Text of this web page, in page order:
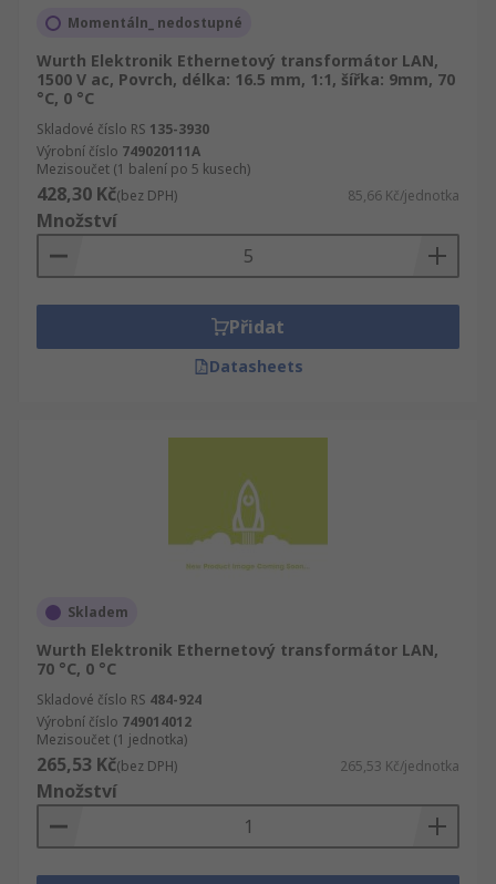
Momentáln_ nedostupné
Wurth Elektronik Ethernetový transformátor LAN,
1500 V ac, Povrch, délka: 16.5 mm, 1:1, šířka: 9mm, 70
°C, 0 °C
Skladové číslo RS 135-3930
Výrobní číslo 749020111A
Mezisoučet (1 balení po 5 kusech)
428,30 Kč(bez DPH) 85,66 Kč/jednotka
Množství
Přidat
Datasheets
Skladem
Wurth Elektronik Ethernetový transformátor LAN,
70 °C, 0 °C
Skladové číslo RS 484-924
Výrobní číslo 749014012
Mezisoučet (1 jednotka)
265,53 Kč(bez DPH) 265,53 Kč/jednotka
Množství